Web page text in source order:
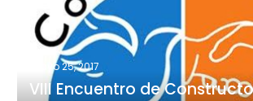
Constructores
2017
mayo 25, 2017
VIII Encuentro de